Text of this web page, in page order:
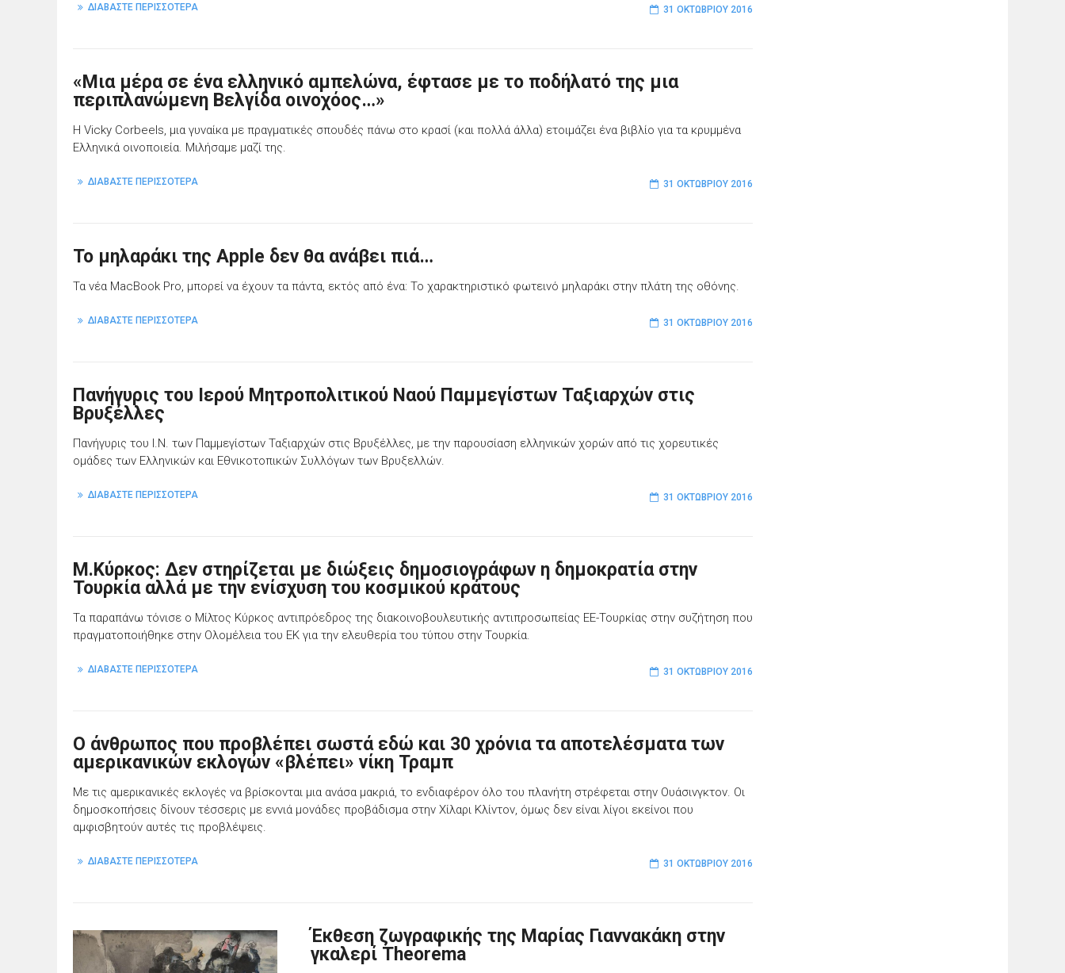
ΔΙΑΒΑΣΤΕ ΠΕΡΙΣΣΟΤΕΡΑ 31 ΟΚΤΩΒΡΊΟΥ 2016
«Μια μέρα σε ένα ελληνικό αμπελώνα, έφτασε με το ποδήλατό της μια
περιπλανώμενη Βελγίδα οινοχόος…»
Η Vicky Corbeels, μια γυναίκα με πραγματικές σπουδές πάνω στο κρασί (και πολλά άλλα) ετοιμάζει ένα βιβλίο για τα κρυμμένα
Ελληνικά οινοποιεία. Μιλήσαμε μαζί της.
ΔΙΑΒΑΣΤΕ ΠΕΡΙΣΣΟΤΕΡΑ 31 ΟΚΤΩΒΡΊΟΥ 2016
Το μηλαράκι της Apple δεν θα ανάβει πιά…
Τα νέα MacBook Pro, μπορεί να έχουν τα πάντα, εκτός από ένα: To χαρακτηριστικό φωτεινό μηλαράκι στην πλάτη της οθόνης.
ΔΙΑΒΑΣΤΕ ΠΕΡΙΣΣΟΤΕΡΑ 31 ΟΚΤΩΒΡΊΟΥ 2016
Πανήγυρις του Ιερού Μητροπολιτικού Ναού Παμμεγίστων Ταξιαρχών στις
Βρυξέλλες
Πανήγυρις του Ι.Ν. των Παμμεγίστων Ταξιαρχών στις Βρυξέλλες, με την παρουσίαση ελληνικών χορών από τις χορευτικές
ομάδες των Ελληνικών και Εθνικοτοπικών Συλλόγων των Βρυξελλών.
ΔΙΑΒΑΣΤΕ ΠΕΡΙΣΣΟΤΕΡΑ 31 ΟΚΤΩΒΡΊΟΥ 2016
Μ.Κύρκος: Δεν στηρίζεται με διώξεις δημοσιογράφων η δημοκρατία στην
Τουρκία αλλά με την ενίσχυση του κοσμικού κράτους
Τα παραπάνω τόνισε ο Μίλτος Κύρκος αντιπρόεδρος της διακοινοβουλευτικής αντιπροσωπείας ΕΕ-Τουρκίας στην συζήτηση που
πραγματοποιήθηκε στην Ολομέλεια του ΕΚ για την ελευθερία του τύπου στην Τουρκία.
ΔΙΑΒΑΣΤΕ ΠΕΡΙΣΣΟΤΕΡΑ 31 ΟΚΤΩΒΡΊΟΥ 2016
Ο άνθρωπος που προβλέπει σωστά εδώ και 30 χρόνια τα αποτελέσματα των
αμερικανικών εκλογών «βλέπει» νίκη Τραμπ
Με τις αμερικανικές εκλογές να βρίσκονται μια ανάσα μακριά, το ενδιαφέρον όλο του πλανήτη στρέφεται στην Ουάσινγκτον. Οι
δημοσκοπήσεις δίνουν τέσσερις με εννιά μονάδες προβάδισμα στην Χίλαρι Κλίντον, όμως δεν είναι λίγοι εκείνοι που
αμφισβητούν αυτές τις προβλέψεις.
ΔΙΑΒΑΣΤΕ ΠΕΡΙΣΣΟΤΕΡΑ 31 ΟΚΤΩΒΡΊΟΥ 2016
Έκθεση ζωγραφικής της Μαρίας Γιαννακάκη στην
γκαλερί Theorema